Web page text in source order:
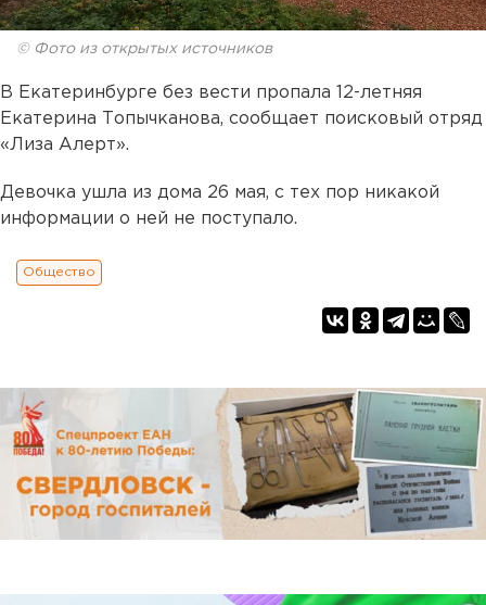
© Фото из открытых источников
В Екатеринбурге без вести пропала 12-летняя
Екатерина Топычканова, сообщает поисковый отряд
«Лиза Алерт».
Девочка ушла из дома 26 мая, с тех пор никакой
информации о ней не поступало.
Общество